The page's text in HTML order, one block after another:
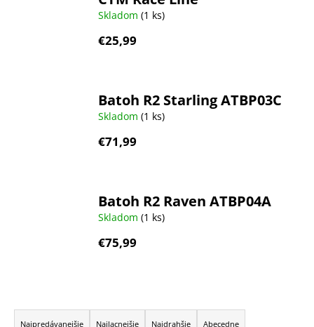
Skladom (1 ks)
€25,99
Batoh R2 Starling ATBP03C
Skladom (1 ks)
€71,99
Batoh R2 Raven ATBP04A
Skladom (1 ks)
€75,99
R
Najpredávanejšie Najlacnejšie Najdrahšie Abecedne